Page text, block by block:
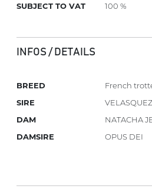
SUBJECT TO VAT 100 %
INFOS / DETAILS
BREED
French
SIRE
DAM
NATACHA
DAMSIRE
OPUS DEI